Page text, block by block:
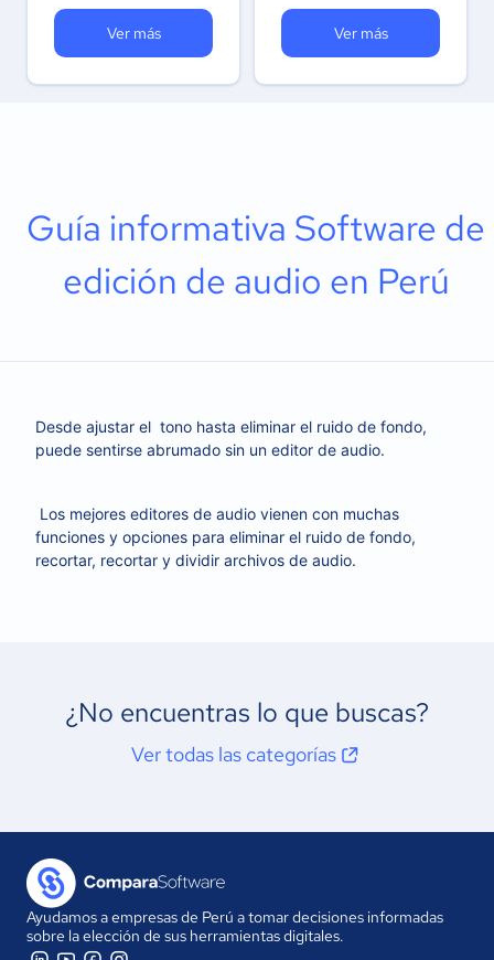
Ver más Ver más
Guía informativa Software de
edición de audio en Perú
Desde ajustar el tono hasta eliminar el ruido de fondo,
puede sentirse abrumado sin un editor de audio.
Los mejores editores de audio vienen con muchas
funciones y opciones para eliminar el ruido de fondo,
recortar, recortar y dividir archivos de audio.
¿No encuentras lo que buscas?
Ver todas las categorías
Ayudamos a empresas de Perú a tomar decisiones informadas
sobre la elección de sus herramientas digitales.